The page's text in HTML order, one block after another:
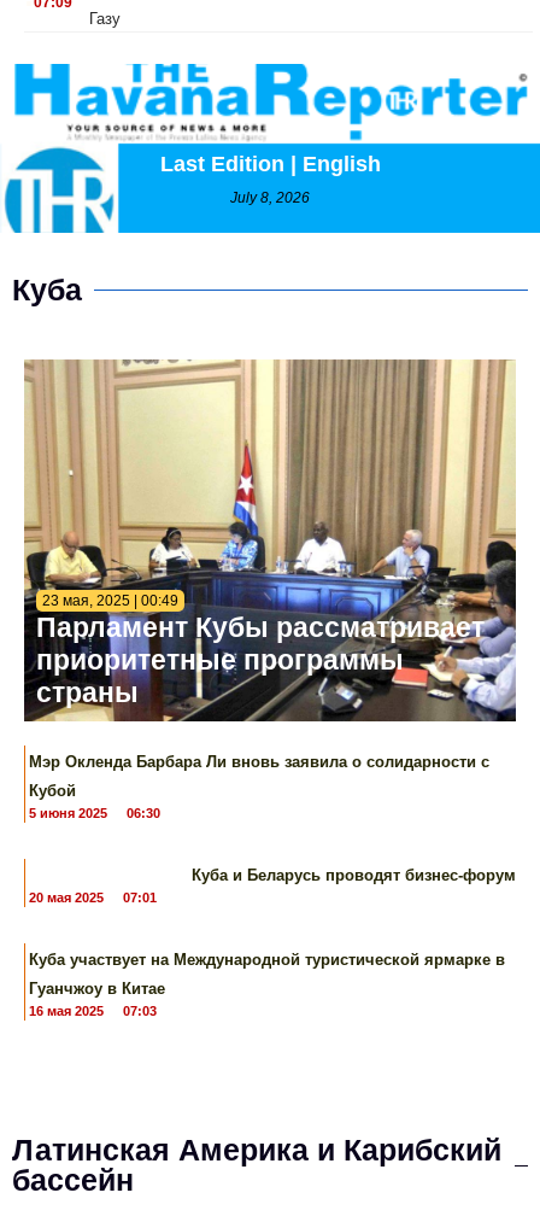
Газу
Last Edition | English
July 8, 2026
Куба
23 мая, 2025 | 00:49
Парламент Кубы рассматривает
приоритетные программы
страны
Мэр Окленда Барбара Ли вновь заявила о солидарности с
Кубой
5 июня 2025 06:30
Куба и Беларусь проводят бизнес-форум
20 мая 2025 07:01
Куба участвует ​​на Международной туристической ярмарке в
Гуанчжоу в Китае
16 мая 2025 07:03
Латинская Америка и Карибский
бассейн